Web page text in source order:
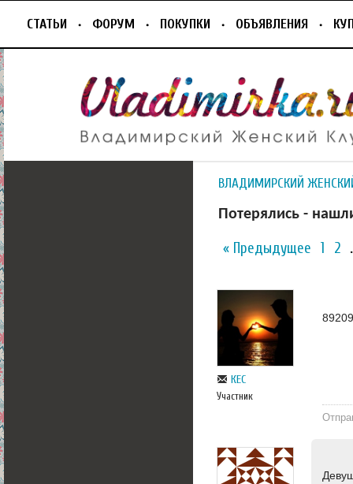
СТАТЬИ ФОРУМ ПОКУПКИ ОБЪЯВЛЕНИЯ
ВЛАДИМИРСКИЙ
Потерялись -
« Предыдущее 1 2
КЕС
Участник